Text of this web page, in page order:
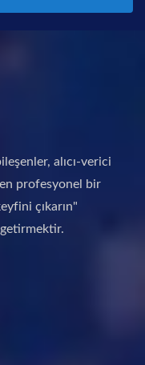
alıcı-verici
profesyonel bir
çıkarın"